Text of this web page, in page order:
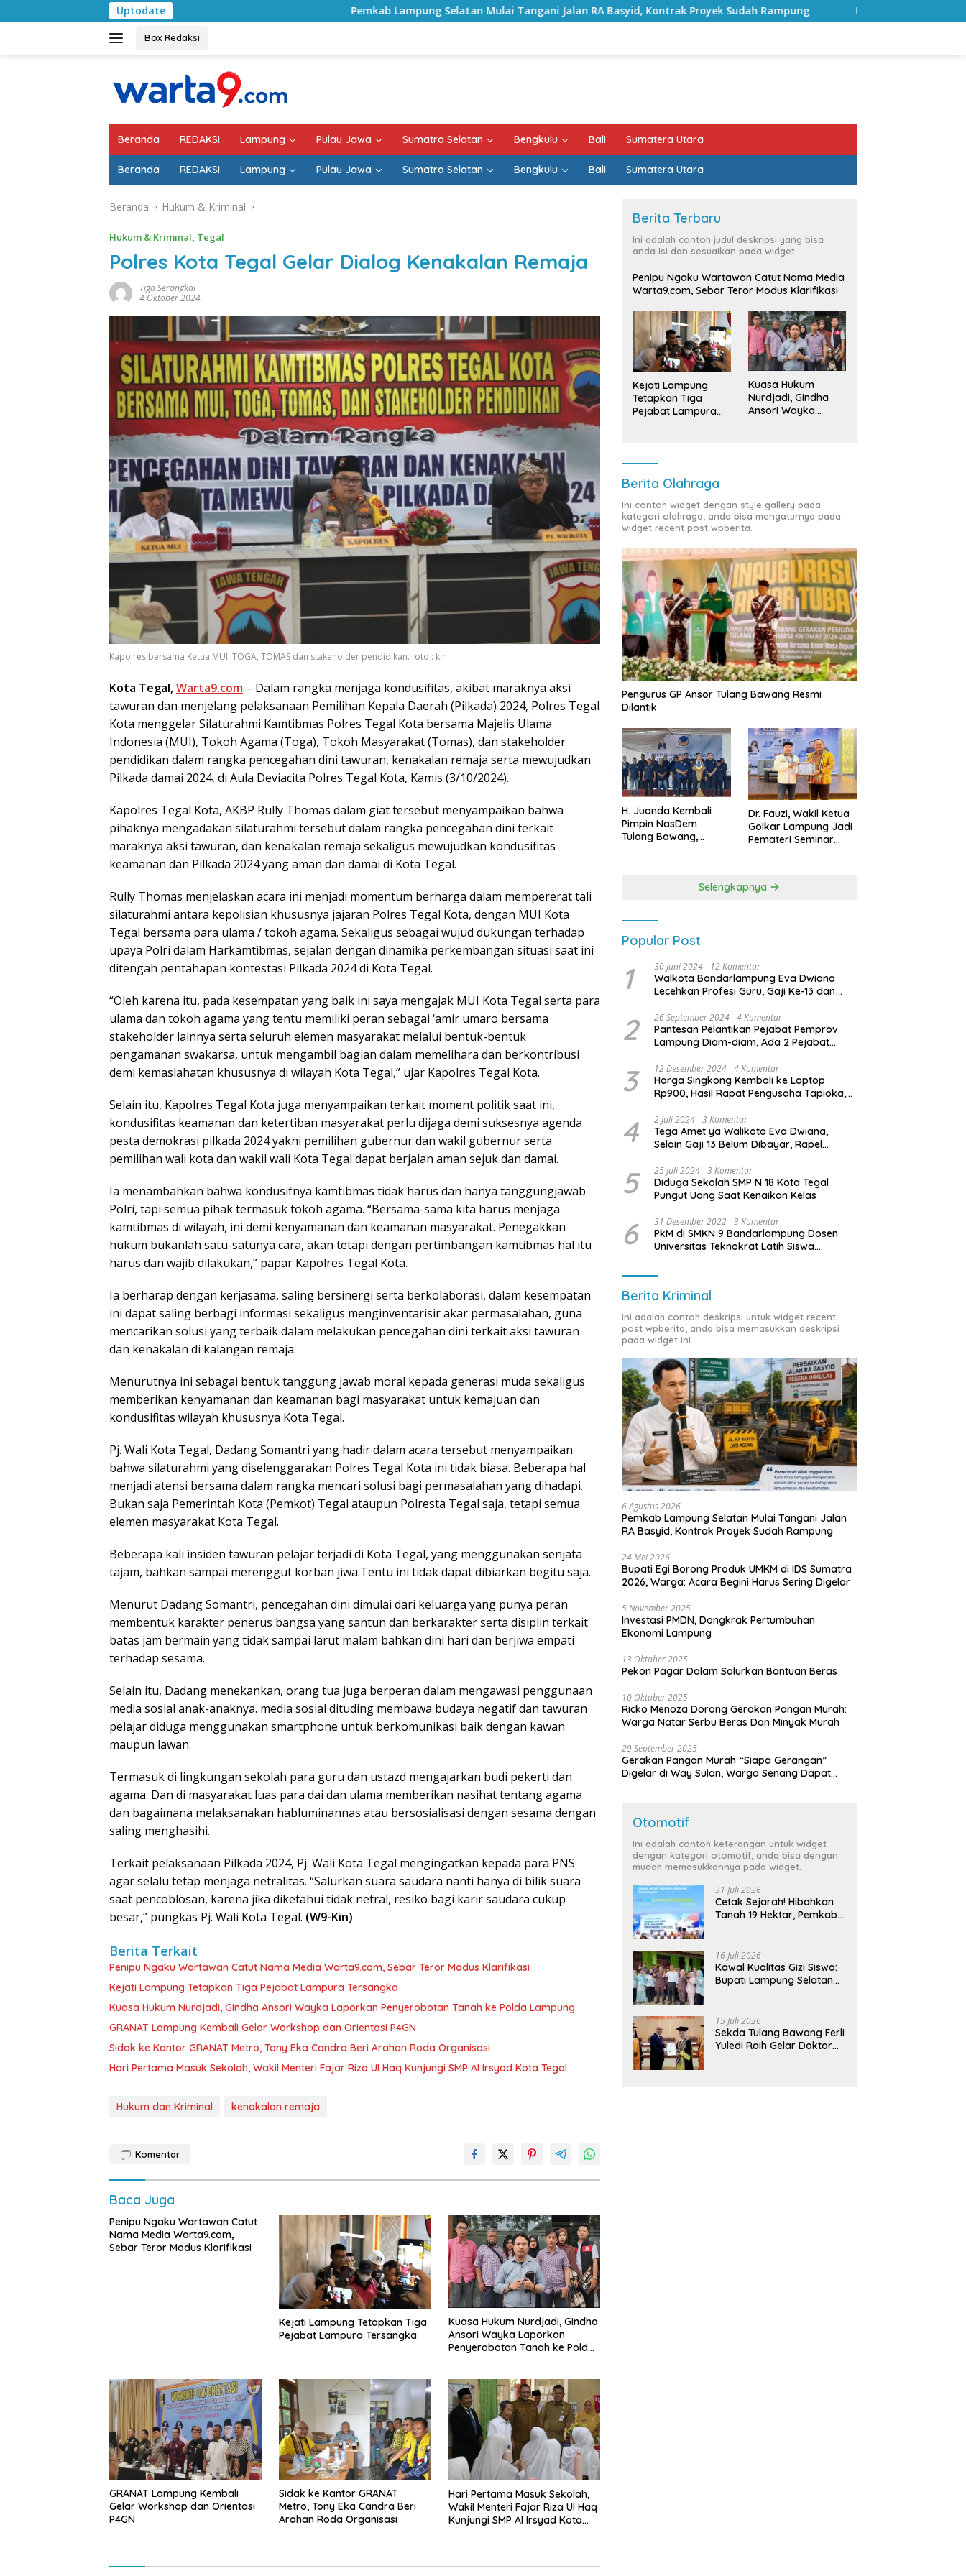
ke
Uptodate Pemkab Lampung Selatan Mulai Tangani Jalan RA Basyid, Kontrak Proyek Sudah Rampung Bulan Kemerdekaan, Bupati Lampung
Box Redaksi
Beranda REDAKSI Lampung Pulau Jawa Sumatra Selatan Bengkulu Bali Sumatera Utara
Beranda REDAKSI Lampung Pulau Jawa Sumatra Selatan Bengkulu Bali Sumatera Utara
Beranda Hukum & Kriminal
Hukum & Kriminal, Tegal
Polres Kota Tegal Gelar Dialog Kenakalan Remaja
Tiga Serangkai
4 Oktober 2024
Kapolres bersama Ketua MUI, TOGA, TOMAS dan stakeholder pendidikan. foto : kin
Kota Tegal,Warta9.com – Dalam rangka menjaga kondusifitas, akibat maraknya aksi
tawuran dan menjelang pelaksanaan Pemilihan Kepala Daerah (Pilkada) 2024, Polres Tegal
Kota menggelar Silaturahmi Kamtibmas Polres Tegal Kota bersama Majelis Ulama
Indonesia (MUI), Tokoh Agama (Toga), Tokoh Masyarakat (Tomas), dan stakeholder
pendidikan dalam rangka pencegahan dini tawuran, kenakalan remaja serta mewujudkan
Pilkada damai 2024, di Aula Deviacita Polres Tegal Kota, Kamis (3/10/2024).
Kapolres Tegal Kota, AKBP Rully Thomas dalam giat tersebut menyampaikan bahwa
pihaknya mengadakan silaturahmi tersebut dalam rangka pencegahan dini terkait
maraknya aksi tawuran, dan kenakalan remaja sekaligus mewujudkan kondusifitas
keamanan dan Pilkada 2024 yang aman dan damai di Kota Tegal.
Rully Thomas menjelaskan acara ini menjadi momentum berharga dalam mempererat tali
silaturahmi antara kepolisian khususnya jajaran Polres Tegal Kota, dengan MUI Kota
Tegal bersama para ulama / tokoh agama. Sekaligus sebagai wujud dukungan terhadap
upaya Polri dalam Harkamtibmas, sejalan dengan dinamika perkembangan situasi saat ini
ditengah pentahapan kontestasi Pilkada 2024 di Kota Tegal.
“Oleh karena itu, pada kesempatan yang baik ini saya mengajak MUI Kota Tegal serta para
ulama dan tokoh agama yang tentu memiliki peran sebagai ‘amir umaro bersama
stakeholder lainnya serta seluruh elemen masyarakat melalui bentuk-bentuk
pengamanan swakarsa, untuk mengambil bagian dalam memelihara dan berkontribusi
demi kemaslahatan khususnya di wilayah Kota Tegal,” ujar Kapolres Tegal Kota.
Selain itu, Kapolres Tegal Kota juga menyampaikan terkait moment politik saat ini,
kondusifitas keamanan dan ketertiban masyarakat perlu dijaga demi suksesnya agenda
pesta demokrasi pilkada 2024 yakni pemilihan gubernur dan wakil gubernur serta
pemilihan wali kota dan wakil wali Kota Tegal dapat berjalan aman sejuk dan damai.
Ia menambahkan bahwa kondusifnya kamtibmas tidak harus dan hanya tanggungjawab
Polri, tapi semua pihak termasuk tokoh agama. “Bersama-sama kita harus menjaga
kamtibmas di wilayah, ini demi kenyamanan dan keamanan masyarakat. Penegakkan
hukum bukanlah satu-satunya cara, akan tetapi dengan pertimbangan kamtibmas hal itu
harus dan wajib dilakukan,” papar Kapolres Tegal Kota.
Ia berharap dengan kerjasama, saling bersinergi serta berkolaborasi, dalam kesempatan
ini dapat saling berbagi informasi sekaligus menginventarisir akar permasalahan, guna
mencarikan solusi yang terbaik dalam melakukan pencegahan dini terkait aksi tawuran
dan kenakalan di kalangan remaja.
Menurutnya ini sebagai bentuk tanggung jawab moral kepada generasi muda sekaligus
memberikan kenyamanan dan keamanan bagi masyarakat untuk kemajuan dan
kondusifitas wilayah khususnya Kota Tegal.
Pj. Wali Kota Tegal, Dadang Somantri yang hadir dalam acara tersebut menyampaikan
bahwa silaturahmi yang diselenggarakan Polres Tegal Kota ini tidak biasa. Beberapa hal
menjadi atensi bersama dalam rangka mencari solusi bagi permasalahan yang dihadapi.
Bukan saja Pemerintah Kota (Pemkot) Tegal ataupun Polresta Tegal saja, tetapi semua
elemen masyarakat Kota Tegal.
Beberapa kali insiden tawuran pelajar terjadi di Kota Tegal, yang menggunakan senjata
tajam, bahkan sampai merenggut korban jiwa.Tentu ini tidak dapat dibiarkan begitu saja.
Menurut Dadang Somantri, pencegahan dini dimulai dari keluarga yang punya peran
membentuk karakter penerus bangsa yang santun dan berkarakter serta disiplin terkait
batas jam bermain yang tidak sampai larut malam bahkan dini hari dan berjiwa empati
terhadap sesama.
Selain itu, Dadang menekankan, orang tua juga berperan dalam mengawasi penggunaan
media sosial anak-anaknya. media sosial dituding membawa budaya negatif dan tawuran
pelajar diduga menggunakan smartphone untuk berkomunikasi baik dengan kawan
maupun lawan.
Termasuk di lingkungan sekolah para guru dan ustazd mengajarkan budi pekerti dan
agama. Dan di masyarakat luas para dai dan ulama memberikan nasihat tentang agama
dan bagaimana melaksanakan habluminannas atau bersosialisasi dengan sesama dengan
saling menghasihi.
Terkait pelaksanaan Pilkada 2024, Pj. Wali Kota Tegal mengingatkan kepada para PNS
agar selalu tetap menjaga netralitas. “Salurkan suara saudara nanti hanya di bilik suara
saat pencoblosan, karena jika diketahui tidak netral, resiko bagi karir saudara cukup
besar,” pungkas Pj. Wali Kota Tegal. (W9-Kin)
Berita Terkait
Penipu Ngaku Wartawan Catut Nama Media Warta9.com, Sebar Teror Modus Klarifikasi
Kejati Lampung Tetapkan Tiga Pejabat Lampura Tersangka
Kuasa Hukum Nurdjadi, Gindha Ansori Wayka Laporkan Penyerobotan Tanah ke Polda Lampung
GRANAT Lampung Kembali Gelar Workshop dan Orientasi P4GN
‎Sidak ke Kantor GRANAT Metro, Tony Eka Candra Beri Arahan Roda Organisasi
Hari Pertama Masuk Sekolah, Wakil Menteri Fajar Riza Ul Haq Kunjungi SMP Al Irsyad Kota Tegal
Hukum dan Kriminal kenakalan remaja
Komentar
Baca Juga
Penipu Ngaku Wartawan Catut
Nama Media Warta9.com,
Sebar Teror Modus Klarifikasi
Kejati Lampung Tetapkan Tiga
Pejabat Lampura Tersangka
Kuasa Hukum Nurdjadi, Gindha
Ansori Wayka Laporkan
Penyerobotan Tanah ke Polda
GRANAT Lampung Kembali
Gelar Workshop dan Orientasi
P4GN
‎Sidak ke Kantor GRANAT
Metro, Tony Eka Candra Beri
Arahan Roda Organisasi
Hari Pertama Masuk Sekolah,
Wakil Menteri Fajar Riza Ul Haq
Kunjungi SMP Al Irsyad Kota
Berita Terbaru
Ini adalah contoh judul deskripsi yang bisa
anda isi dan sesuaikan pada widget
Penipu Ngaku Wartawan Catut Nama Media
Warta9.com, Sebar Teror Modus Klarifikasi
Kejati Lampung
Tetapkan Tiga
Pejabat Lampura
Kuasa Hukum
Nurdjadi, Gindha
Ansori Wayka
Berita Olahraga
Ini contoh widget dengan style gallery pada
kategori olahraga, anda bisa mengaturnya pada
widget recent post wpberita.
Pengurus GP Ansor Tulang Bawang Resmi
Dilantik
H. Juanda Kembali
Pimpin NasDem
Tulang Bawang,
Dr. Fauzi, Wakil Ketua
Golkar Lampung Jadi
Pemateri Seminar
Kebangsaan
Selengkapnya
Popular Post
1 30 Juni 2024 12 Komentar
Walkota Bandarlampung Eva Dwiana
Lecehkan Profesi Guru, Gaji Ke-13 dan
2 26 September 2024 4 Komentar
Pantesan Pelantikan Pejabat Pemprov
Lampung Diam-diam, Ada 2 Pejabat
3 12 Desember 2024 4 Komentar
Harga Singkong Kembali ke Laptop
Rp900, Hasil Rapat Pengusaha Tapioka,
Lampung
4 2 Juli 2024 3 Komentar
Tega Amet ya Walikota Eva Dwiana,
Selain Gaji 13 Belum Dibayar, Rapel
Dibayar
5 25 Juli 2024 3 Komentar
Diduga Sekolah SMP N 18 Kota Tegal
Pungut Uang Saat Kenaikan Kelas
6 31 Desember 2022 3 Komentar
PkM di SMKN 9 Bandarlampung Dosen
Universitas Teknokrat Latih Siswa
Berita Kriminal
Ini adalah contoh deskripsi untuk widget recent
post wpberita, anda bisa memasukkan deskripsi
pada widget ini.
6 Agustus 2026
Pemkab Lampung Selatan Mulai Tangani Jalan
RA Basyid, Kontrak Proyek Sudah Rampung
24 Mei 2026
Bupati Egi Borong Produk UMKM di IDS Sumatra
2026, Warga: Acara Begini Harus Sering Digelar
5 November 2025
Investasi PMDN, Dongkrak Pertumbuhan
Ekonomi Lampung
13 Oktober 2025
Pekon Pagar Dalam Salurkan Bantuan Beras
10 Oktober 2025
Ricko Menoza Dorong Gerakan Pangan Murah:
Warga Natar Serbu Beras Dan Minyak Murah
29 September 2025
Gerakan Pangan Murah “Siapa Gerangan”
Digelar di Way Sulan, Warga Senang Dapat
Otomotif
Ini adalah contoh keterangan untuk widget
dengan kategori otomotif, anda bisa dengan
mudah memasukkannya pada widget.
31 Juli 2026
Cetak Sejarah! Hibahkan
Tanah 19 Hektar, Pemkab
Terintegrasi Pertama di
Lampung
16 Juli 2026
Kawal Kualitas Gizi Siswa:
Bupati Lampung Selatan
Bergizi Gratis di Natar
15 Juli 2026
Sekda Tulang Bawang Ferli
Yuledi Raih Gelar Doktor